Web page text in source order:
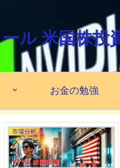
ル 米国株投
お金の勉強
市場分析